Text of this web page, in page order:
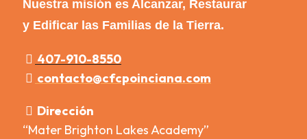
Nuestra misión es Alcanzar, Restaurar
y Edificar las Familias de la Tierra.
407-910-8550
contacto@cfcpoinciana.com
Dirección
“Mater Brighton Lakes Academy”